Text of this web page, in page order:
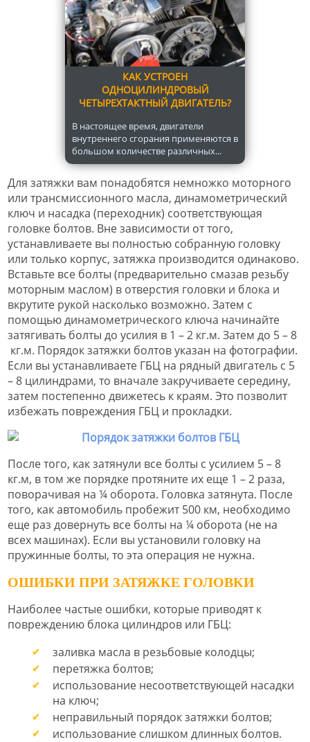
КАК УСТРОЕН
ОДНОЦИЛИНДРОВЫЙ
ЧЕТЫРЕХТАКТНЫЙ ДВИГАТЕЛЬ?
В настоящее время, двигатели
внутреннего сгорания применяются в
большом количестве различных...
Для затяжки вам понадобятся немножко моторного
или трансмиссионного масла, динамометрический
ключ и насадка (переходник) соответствующая
головке болтов. Вне зависимости от того,
устанавливаете вы полностью собранную головку
или только корпус, затяжка производится одинаково.
Вставьте все болты (предварительно смазав резьбу
моторным маслом) в отверстия головки и блока и
вкрутите рукой насколько возможно. Затем с
помощью динамометрического ключа начинайте
затягивать болты до усилия в 1 – 2 кг.м. Затем до 5 – 8
кг.м. Порядок затяжки болтов указан на фотографии.
Если вы устанавливаете ГБЦ на рядный двигатель с 5
– 8 цилиндрами, то вначале закручиваете середину,
затем постепенно движетесь к краям. Это позволит
избежать повреждения ГБЦ и прокладки.
После того, как затянули все болты с усилием 5 – 8
кг.м, в том же порядке протяните их еще 1 – 2 раза,
поворачивая на ¼ оборота. Головка затянута. После
того, как автомобиль пробежит 500 км, необходимо
еще раз довернуть все болты на ¼ оборота (не на
всех машинах). Если вы установили головку на
пружинные болты, то эта операция не нужна.
ОШИБКИ ПРИ ЗАТЯЖКЕ ГОЛОВКИ
Наиболее частые ошибки, которые приводят к
повреждению блока цилиндров или ГБЦ:
заливка масла в резьбовые колодцы;
перетяжка болтов;
использование несоответствующей насадки
на ключ;
неправильный порядок затяжки болтов;
использование слишком длинных болтов.